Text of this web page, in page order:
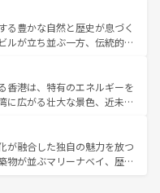
多彩な魅力を心ゆくまで味
しい。 なお、新着の韓国情報はコンテンツ一
。ハノイの古い町並みやホ
代の建物も、独特の雰囲気を
エティの豊かさとおいしさで
トナムコーヒーなどは、ぜ
域を訪れてもあたたかい人々
、きっと忘れられない旅にな
る豊かな自然と歴史が息づく
ルが立ち並ぶ一方、伝統的な
はチェンマイなどの山岳地
はプーケットやクラビの美し
しむことができる。タイ料理
どの季節にも異なる楽しみ
タイの人々、仏教を中心とし
源が、訪れる旅人を魅了し続
香港は、特有のエネルギーを
に広がる壮大な景色、近未来
ず。観光スポットが密集し
回れるのも魅力。息をのむよ
で、香港を存分に楽しみ尽く
が融合した独自の魅力を放つ
物が並ぶマリーナベイ、歴史